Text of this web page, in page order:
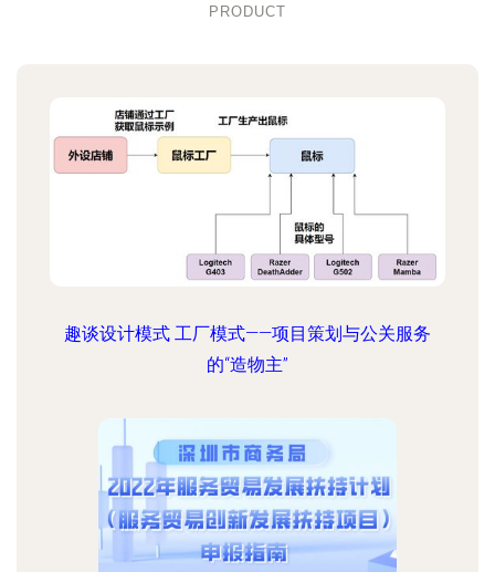
PRODUCT
趣谈设计模式 工厂模式——项目策划与公关服务
的“造物主”